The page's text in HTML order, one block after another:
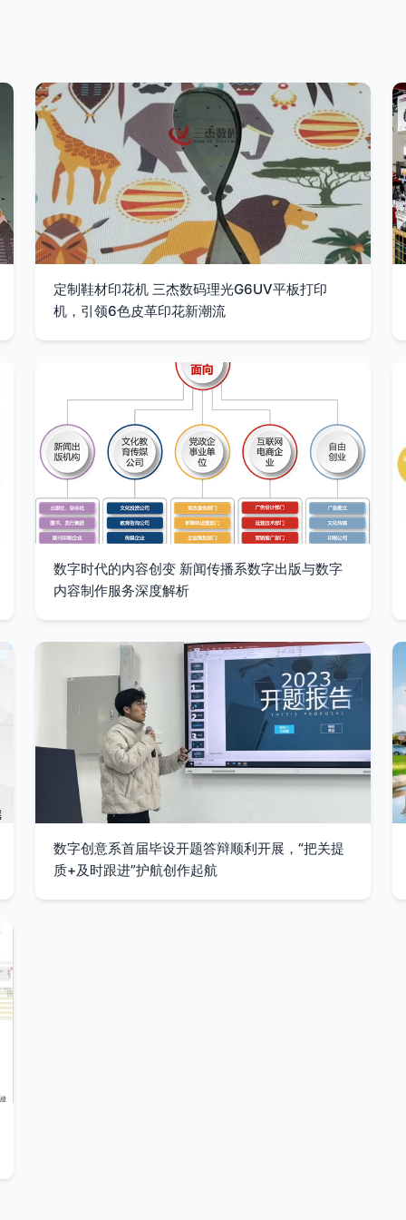
定制鞋材印花机 三杰数码理光G6UV平板打印
机，引领6色皮革印花新潮流
数字时代的内容创变 新闻传播系数字出版与数字
内容制作服务深度解析
数字创意系首届毕设开题答辩顺利开展，“把关提
质+及时跟进”护航创作起航